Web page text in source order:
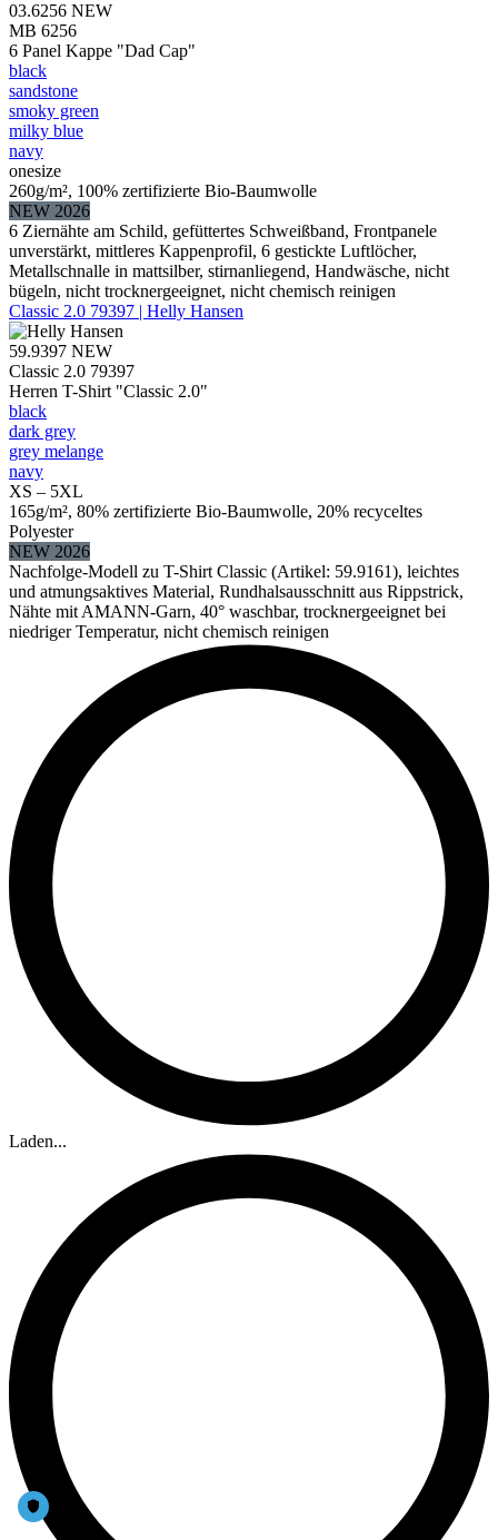
03.6256 NEW
MB 6256
6 Panel Kappe "Dad Cap"
black
sandstone
smoky green
milky blue
navy
onesize
260g/m², 100% zertifizierte Bio-Baumwolle
NEW 2026
6 Ziernähte am Schild, gefüttertes Schweißband, Frontpanele
unverstärkt, mittleres Kappenprofil, 6 gestickte Luftlöcher,
Metallschnalle in mattsilber, stirnanliegend, Handwäsche, nicht
bügeln, nicht trocknergeeignet, nicht chemisch reinigen
Classic 2.0 79397 | Helly Hansen
59.9397 NEW
Classic 2.0 79397
Herren T-Shirt "Classic 2.0"
black
dark grey
grey melange
navy
XS – 5XL
165g/m², 80% zertifizierte Bio-Baumwolle, 20% recyceltes
Polyester
NEW 2026
Nachfolge-Modell zu T-Shirt Classic (Artikel: 59.9161), leichtes
und atmungsaktives Material, Rundhalsausschnitt aus Rippstrick,
Nähte mit AMANN-Garn, 40° waschbar, trocknergeeignet bei
niedriger Temperatur, nicht chemisch reinigen
Laden...